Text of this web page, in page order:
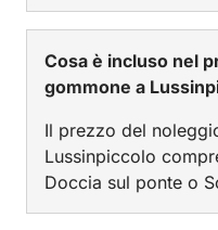
Cosa è incluso nel
gommone a
Il prezzo del
Lussinpiccolo
Doccia sul ponte o